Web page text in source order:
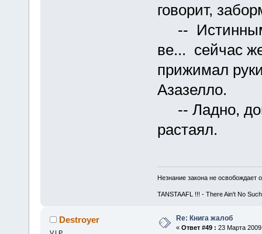
говорит,
--
ве... сейчас
прижимал
Азазелло.
-- Ладно,
растаял.
Незнание закона не освобождает
TANSTAAFL !!! - There Ain't No
Destroyer Re: Книга жалоб
« Ответ #49 : 23 Марта